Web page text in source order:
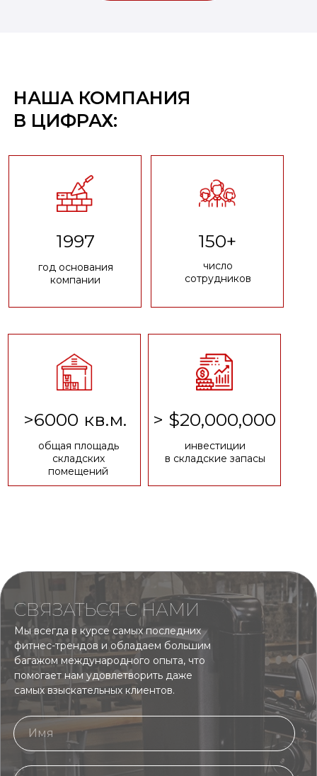
1997
год основания
компании
150+
число
сотрудников
НАША КОМПАНИЯ
В ЦИФРАХ:
>6000 кв.м.
общая площадь
складских
помещений
> $20,000,000
инвестиции
в складские запасы
СВЯЗАТЬСЯ С НАМИ
Мы всегда в курсе самых последних
фитнес-трендов и обладаем большим
багажом международного опыта, что
помогает нам удовлетворить даже
самых взыскательных клиентов.